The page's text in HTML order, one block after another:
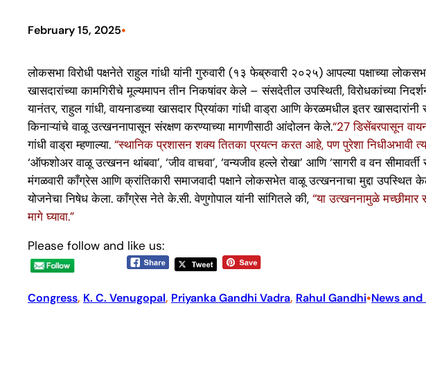
February 15, 2025•
लोकसभा विरोधी पक्षनेते राहुल गांधी यांनी गुरुवारी (१३ फेब्रुवारी २०२५) आपल्या पक्षाच्या
खासदारांच्या कामगिरीचे मूल्यमापन तीन निकषांवर केले – संसदेतील उपस्थिती, विरोधकांच्या
यानंतर, राहुल गांधी, वायनाडच्या खासदार प्रियांका गांधी वाड्रा आणि केरळमधील इतर
किनाऱ्यांचे वाळू उत्खननापासून संरक्षण करण्याच्या मागणीसाठी आंदोलन केले.“27 डिसेंबरपासून
गांधी वाड्रा म्हणाल्या. “स्थानिक प्रशासन शक्य तितका प्रयत्न करत आहे, पण पुरेशा निधीअभावी
‘ऑफशोअर वाळू उत्खनन थांबवा’, ‘जीव वाचवा’, ‘वन्यजीव हल्ले रोखा’ आणि ‘सागरी व वन
मंगळवारी काँग्रेस आणि क्रांतिकारी समाजवादी पक्षाने लोकसभेत वाळू उत्खननाचा मुद्दा
योजनेचा निषेध केला. काँग्रेस नेते के.सी. वेणुगोपाल यांनी सांगितले की, “या उत्खननामुळे मच्छीमार
मागे घ्यावा.”
Please follow and like us:
Congress, K. C. Venugopal, Priyanka Gandhi Vadra, Rahul Gandhi•News